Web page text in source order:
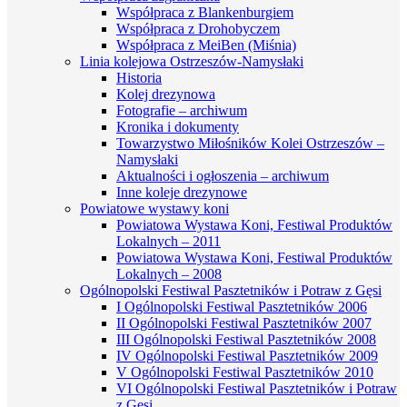
Współpraca z Blankenburgiem
Współpraca z Drohobyczem
Współpraca z MeiBen (Miśnia)
Linia kolejowa Ostrzeszów-Namysłaki
Historia
Kolej drezynowa
Fotografie – archiwum
Kronika i dokumenty
Towarzystwo Miłośników Kolei Ostrzeszów –
Namysłaki
Aktualności i ogłoszenia – archiwum
Inne koleje drezynowe
Powiatowe wystawy koni
Powiatowa Wystawa Koni, Festiwal Produktów
Lokalnych – 2011
Powiatowa Wystawa Koni, Festiwal Produktów
Lokalnych – 2008
Ogólnopolski Festiwal Pasztetników i Potraw z Gęsi
I Ogólnopolski Festiwal Pasztetników 2006
II Ogólnopolski Festiwal Pasztetników 2007
III Ogólnopolski Festiwal Pasztetników 2008
IV Ogólnopolski Festiwal Pasztetników 2009
V Ogólnopolski Festiwal Pasztetników 2010
VI Ogólnopolski Festiwal Pasztetników i Potraw